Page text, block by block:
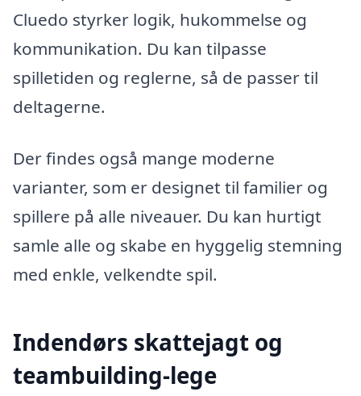
Cluedo styrker logik, hukommelse og
kommunikation. Du kan tilpasse
spilletiden og reglerne, så de passer til
deltagerne.
Der findes også mange moderne
varianter, som er designet til familier og
spillere på alle niveauer. Du kan hurtigt
samle alle og skabe en hyggelig stemning
med enkle, velkendte spil.
Indendørs skattejagt og
teambuilding-lege